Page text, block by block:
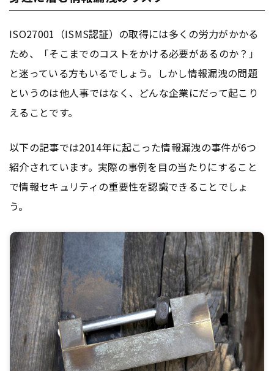
ISO27001（ISMS認証）の取得には多くの労力がかかる
ため、「そこまでのコストをかける必要があるのか？」
と迷っている方もいるでしょう。しかし情報漏洩の問題
というのは他人事ではなく、どんな企業にだって起こり
えることです。
以下の記事では2014年に起こった情報漏洩の事件が6つ
紹介されています。実際の事例を目の当たりにすること
で情報セキュリティの重要性を認識できることでしょ
う。